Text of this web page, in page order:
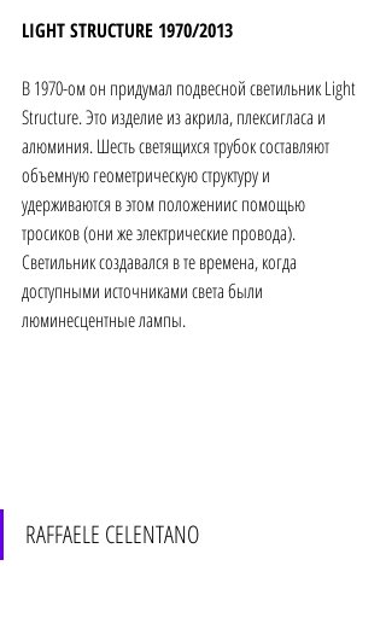
LIGHT STRUCTURE 1970/2013
В 1970-ом он придумал подвесной светильник Light
Structure. Это изделие из акрила, плексигласа и
алюминия. Шесть светящихся трубок составляют
объемную геометрическую структуру и
удерживаются в этом положениис помощью
тросиков (они же электрические провода).
Светильник создавался в те времена, когда
доступными источниками света были
люминесцентные лампы.
RAFFAELE CELENTANO